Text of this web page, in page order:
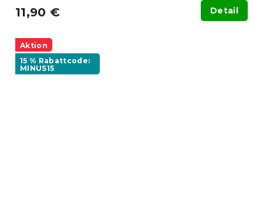
11,90 € Detail
Aktion
15 % Rabattcode:
MINUS15